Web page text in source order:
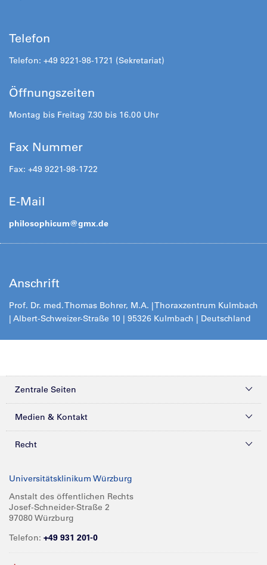
Telefon
Telefon: +49 9221-98-1721 (Sekretariat)
Öffnungszeiten
Montag bis Freitag 7.30 bis 16.00 Uhr
Fax Nummer
Fax: +49 9221-98-1722
E-Mail
philosophicum@gmx.de
Anschrift
Prof. Dr. med. Thomas Bohrer, M.A. | Thoraxzentrum Kulmbach
| Albert-Schweizer-Straße 10 | 95326 Kulmbach | Deutschland
Zentrale Seiten
Kliniken & Zentren
Forschung
Karriere
Medien & Kontakt
Presse
Glossar
Spenden
Recht
Compliance
Impressum
Barrierefreiheit
Universitätsklinikum Würzburg
Anstalt des öffentlichen Rechts
Josef-Schneider-Straße 2
97080 Würzburg
Telefon: +49 931 201-0